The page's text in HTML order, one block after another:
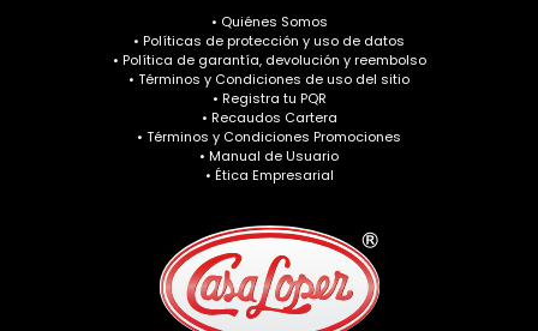
• Quiénes Somos
• Políticas de protección y uso de datos
• Política de garantía, devolución y reembolso
• Términos y Condiciones de uso del sitio
• Registra tu PQR
• Recaudos Cartera
• Términos y Condiciones Promociones
• Manual de Usuario
• Ética Empresarial